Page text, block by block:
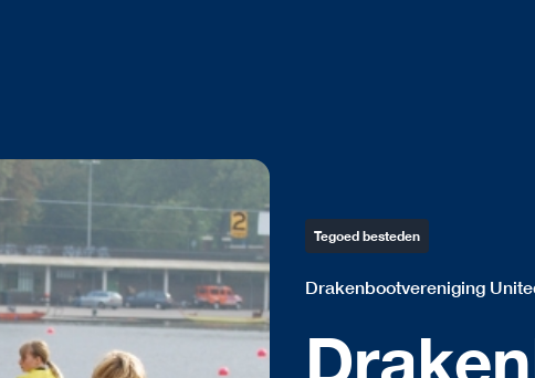
Tegoed besteden
Drakenbootvereniging